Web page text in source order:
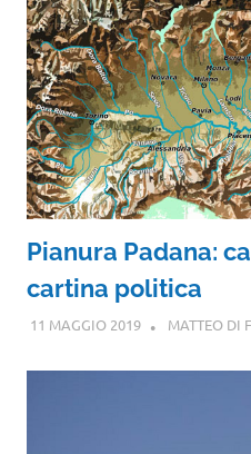
Pianura Padana:
cartina politica
11 MAGGIO 2019 MATTEO DI